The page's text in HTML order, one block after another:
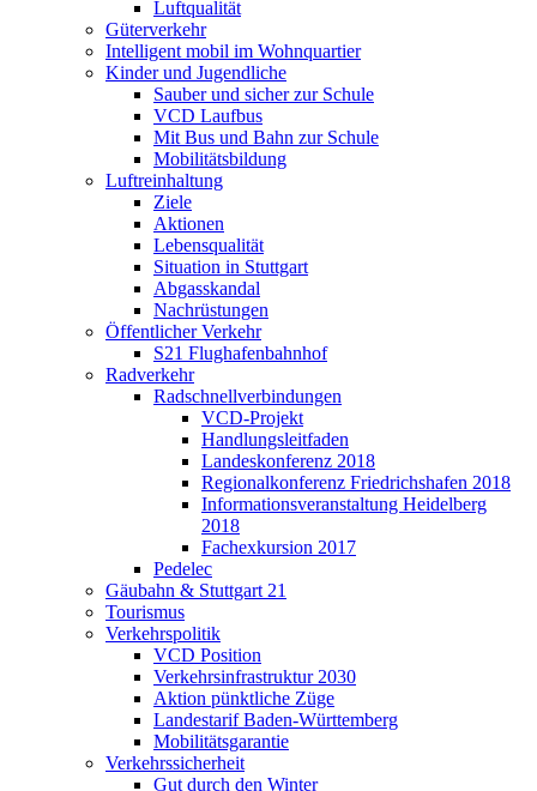
Luftqualität
Güterverkehr
Intelligent mobil im Wohnquartier
Kinder und Jugendliche
Sauber und sicher zur Schule
VCD Laufbus
Mit Bus und Bahn zur Schule
Mobilitätsbildung
Luftreinhaltung
Ziele
Aktionen
Lebensqualität
Situation in Stuttgart
Abgasskandal
Nachrüstungen
Öffentlicher Verkehr
S21 Flughafenbahnhof
Radverkehr
Radschnellverbindungen
VCD-Projekt
Handlungsleitfaden
Landeskonferenz 2018
Regionalkonferenz Friedrichshafen 2018
Informationsveranstaltung Heidelberg
2018
Fachexkursion 2017
Pedelec
Gäubahn & Stuttgart 21
Tourismus
Verkehrspolitik
VCD Position
Verkehrsinfrastruktur 2030
Aktion pünktliche Züge
Landestarif Baden-Württemberg
Mobilitätsgarantie
Verkehrssicherheit
Gut durch den Winter